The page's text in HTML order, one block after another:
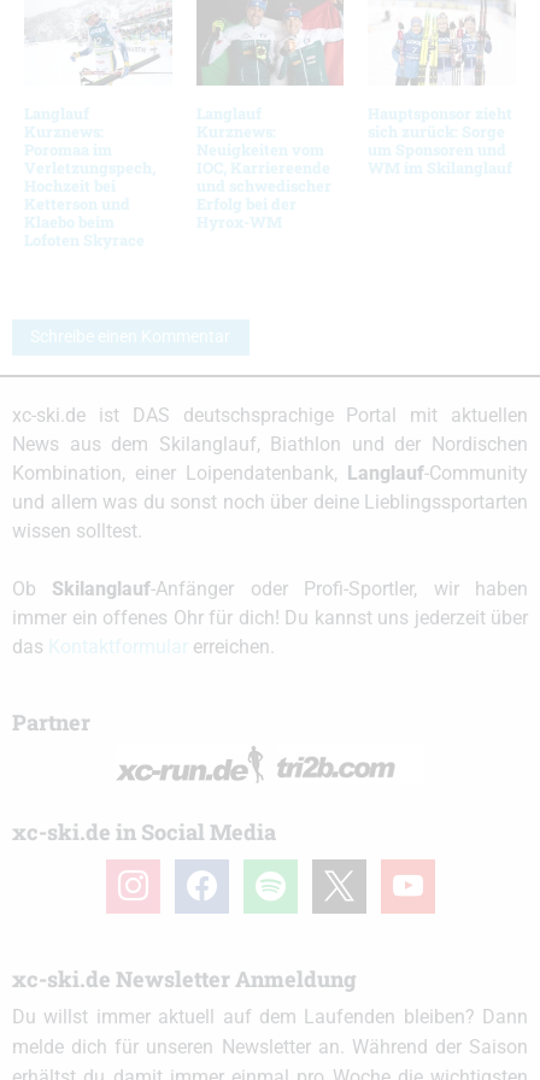
Langlauf
Kurznews:
Poromaa im
Verletzungspech,
Hochzeit bei
Ketterson und
Klaebo beim
Lofoten Skyrace
Langlauf
Kurznews:
Neuigkeiten vom
IOC, Karriereende
und schwedischer
Erfolg bei der
Hyrox-WM
Hauptsponsor zieht
sich zurück: Sorge
um Sponsoren und
WM im Skilanglauf
Schreibe einen Kommentar
xc-ski.de ist DAS deutschsprachige Portal mit aktuellen
News aus dem Skilanglauf, Biathlon und der Nordischen
Kombination, einer Loipendatenbank, Langlauf-Community
und allem was du sonst noch über deine Lieblingssportarten
wissen solltest.
Ob Skilanglauf-Anfänger oder Profi-Sportler, wir haben
immer ein offenes Ohr für dich! Du kannst uns jederzeit über
das
erreichen.
Partner
xc-ski.de in Social Media
instagramfacebook spotify youtube
xc-ski.de Newsletter Anmeldung
Du willst immer aktuell auf dem Laufenden bleiben? Dann
melde dich für unseren Newsletter an. Während der Saison